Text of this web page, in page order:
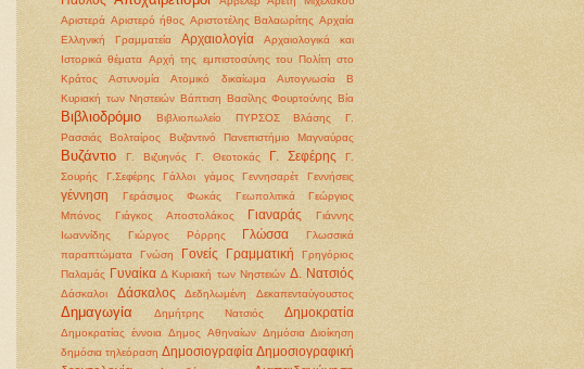
Αριστερά Αριστερό ήθος Αριστοτέλης Βαλαωρίτης Αρχαία
Ελληνική Γραμματεία
Αρχαιολογία
Αρχαιολογικά και
Ιστορικά θέματα Αρχή της εμπιστοσύνης του Πολίτη στο
Κράτος
Αστυνομία Ατομικό δικαίωμα Αυτογνωσία
Β
Κυριακή των Νηστειών Βάπτιση Βασίλης Φουρτούνης Βία
Βιβλιοδρόμιο Βιβλιοπωλείο ΠΥΡΣΟΣ
Βλάσης Γ.
Ρασσιάς
Βολταίρος Βυζαντινό Πανεπιστήμιο Μαγναύρας
Βυζάντιο Γ. Βιζυηνός Γ. Θεοτοκάς Γ. Σεφέρης
Γ.
Σουρής
Γ.Σεφέρης Γάλλοι γάμος Γεννησαρέτ Γεννήσεις
γέννηση Γεράσιμος Φωκάς Γεωπολιτικά
Γεώργιος
Μπόνος
Γιάγκος Αποστολάκος Γιαναράς
Γιάννης
Ιωαννίδης
Γιώργος Ρόρρης Γλώσσα
Γλωσσικά
παραπτώματα
Γνώση Γονείς Γραμματική
Γρηγόριος
Παλαμάς Γυναίκα Δ Κυριακή των Νηστειών Δ. Νατσιός
Δάσκαλοι Δάσκαλος Δεδηλωμένη Δεκαπενταύγουστος
Δημαγωγία Δημήτρης Νατσιός Δημοκρατία
Δημοκρατίας έννοια Δημος Αθηναίων Δημόσια Διοίκηση
δημόσια τηλεόραση Δημοσιογραφία Δημοσιογραφική